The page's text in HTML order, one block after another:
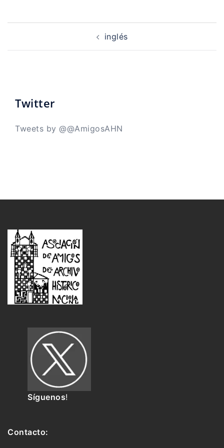
Navegación
entradas
inglés
Twitter
Tweets by @@AmigosAHN
Síguenos!
Contacto: